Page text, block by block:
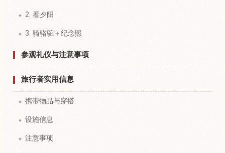
2. 看夕阳
3. 骑骆驼＋纪念照
参观礼仪与注意事项
旅行者实用信息
携带物品与穿搭
设施信息
注意事项